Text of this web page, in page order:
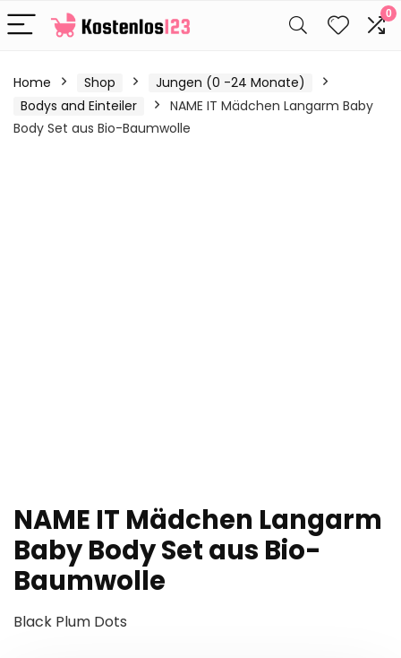
0
Home Shop
Jungen (0 -24 Monate)
Bodys and Einteiler
NAME IT Mädchen Langarm Baby
Body Set aus Bio-Baumwolle
NAME IT Mädchen Langarm
Baby Body Set aus Bio-
Baumwolle
Black Plum Dots